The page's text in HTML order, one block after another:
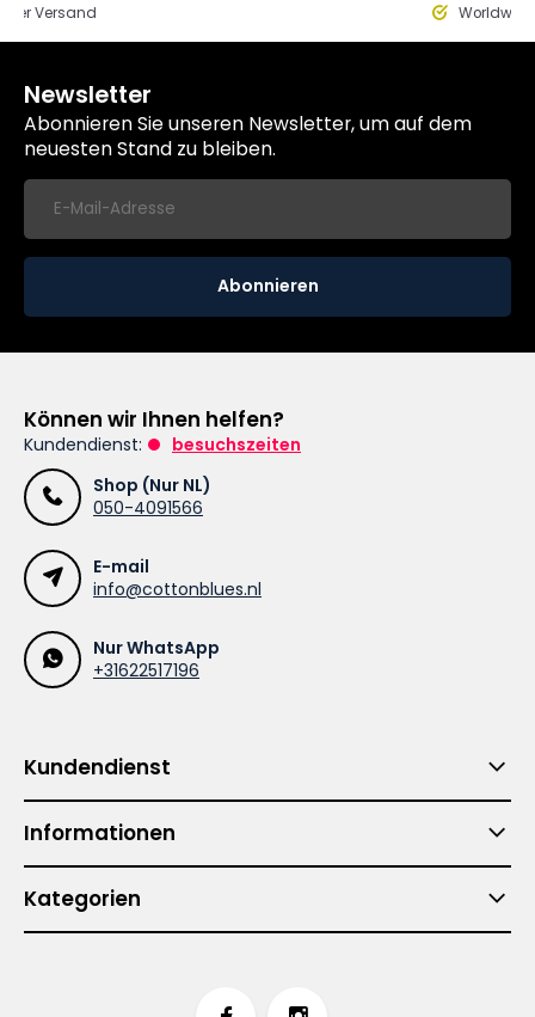
Versand
Newsletter
Abonnieren Sie unseren Newsletter, um auf dem
neuesten Stand zu bleiben.
Abonnieren
Können wir Ihnen helfen?
Kundendienst:
besuchszeiten
Shop (Nur NL)
050-4091566
E-mail
info@cottonblues.nl
Nur WhatsApp
+31622517196
Kundendienst
Informationen
Kategorien